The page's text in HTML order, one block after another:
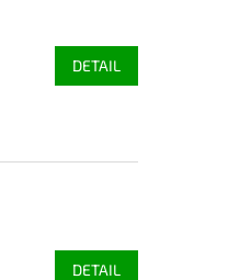
DETAIL
DETAIL